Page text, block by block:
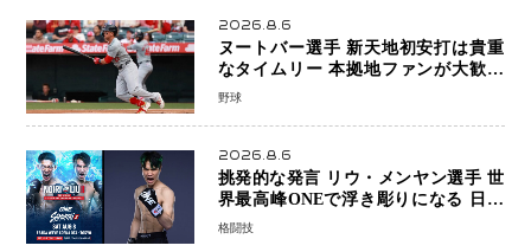
2026.8.6
ヌートバー選手 新天地初安打は貴重
なタイムリー 本拠地ファンが大歓声
笑顔で歓喜
野球
2026.8.6
挑発的な発言 リウ・メンヤン選手 世
界最高峰ONEで浮き彫りになる 日本
キックボクシングが直面する“技術
格闘技